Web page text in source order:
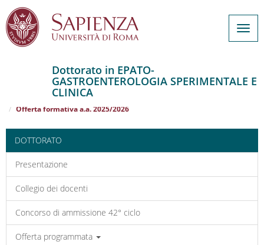
contenuto
Dottorato in EPATO-
GASTROENTEROLOGIA SPERIMENTALE E
CLINICA
EPATO-GASTROENTEROLOGIA SPERIMENTALE E CLINICA
Offerta formativa a.a. 2025/2026
DOTTORATO
Presentazione
Collegio dei docenti
Concorso di ammissione 42° ciclo
Offerta programmata